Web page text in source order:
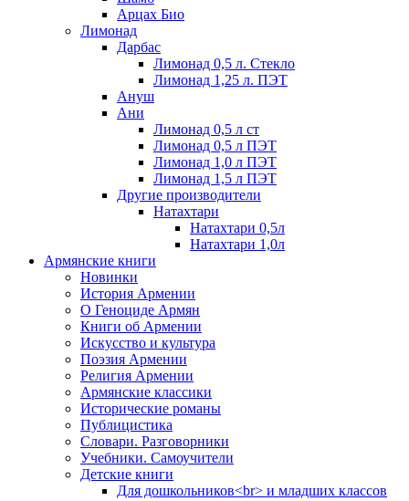
Арцах Био
Лимонад
Дарбас
Лимонад 0,5 л. Стекло
Лимонад 1,25 л. ПЭТ
Ануш
Ани
Лимонад 0,5 л ст
Лимонад 0,5 л ПЭТ
Лимонад 1,0 л ПЭТ
Лимонад 1,5 л ПЭТ
Другие производители
Натахтари
Натахтари 0,5л
Натахтари 1,0л
Армянские книги
Новинки
История Армении
О Геноциде Армян
Книги об Армении
Иcкусство и культура
Поэзия Армении
Религия Армении
Армянские классики
Исторические романы
Публицистика
Словари. Разговорники
Учебники. Самоучители
Детские книги
Для дошкольников<br> и младших классов